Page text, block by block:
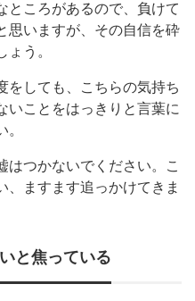
ところがあるので、負けて
思いますが、その自信を砕
ょう。
をしても、こちらの気持ち
いことをはっきりと言葉に
はつかないでください。こ
、ますます追っかけてきま
と焦っている